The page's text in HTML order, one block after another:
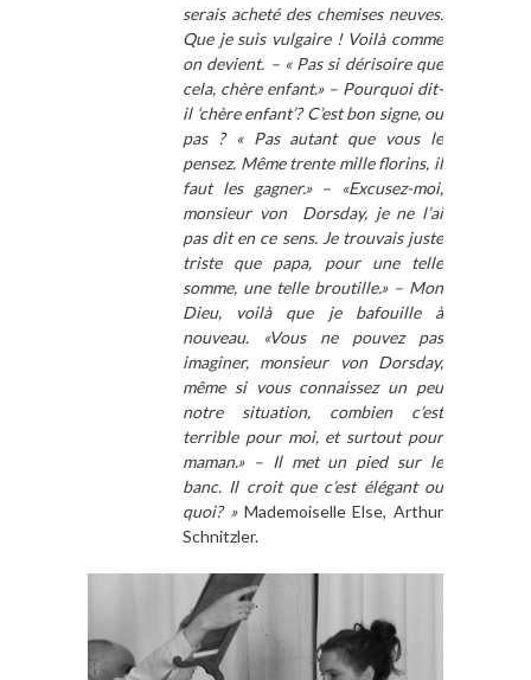
serais acheté des chemises neuves.
Que je suis vulgaire ! Voilà comme
on devient. – « Pas si dérisoire que
cela, chère enfant.» – Pourquoi dit-
il ‘chère enfant’? C’est bon signe, ou
pas ? « Pas autant que vous le
pensez. Même trente mille florins, il
faut les gagner.» – «Excusez-moi,
monsieur von Dorsday, je ne l’ai
pas dit en ce sens. Je trouvais juste
triste que papa, pour une telle
somme, une telle broutille.» – Mon
Dieu, voilà que je bafouille à
nouveau. «Vous ne pouvez pas
imaginer, monsieur von Dorsday,
même si vous connaissez un peu
notre situation, combien c’est
terrible pour moi, et surtout pour
maman.» – Il met un pied sur le
banc. Il croit que c’est élégant ou
quoi? »Mademoiselle Else, Arthur
Schnitzler.